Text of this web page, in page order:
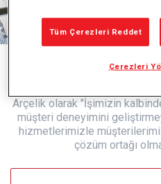
Müşteri
Arçelik olarak "İşimizin
müşteri deneyimini
hizmetlerimizle
çözüm ortağı
Tüm Çerezleri Reddet
Çerezleri